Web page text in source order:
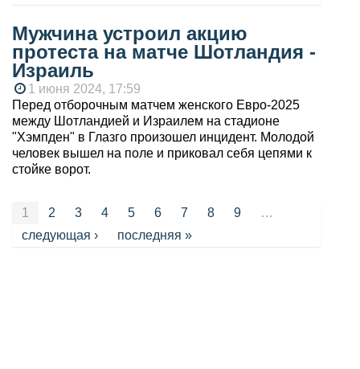
Мужчина устроил акцию
протеста на матче Шотландия -
Израиль
1 июня 2024, 17:59
Перед отборочным матчем женского Евро-2025
между Шотландией и Израилем на стадионе
"Хэмпден" в Глазго произошел инцидент. Молодой
человек вышел на поле и приковал себя цепями к
стойке ворот.
Страницы
1 2 3 4 5 6 7 8 9
…
следующая ›
последняя »